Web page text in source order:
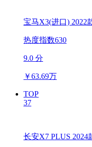
宝马X3(进口) 2022
热度指数630
9.0 分
￥63.69万
TOP
37
长安X7 PLUS 2024